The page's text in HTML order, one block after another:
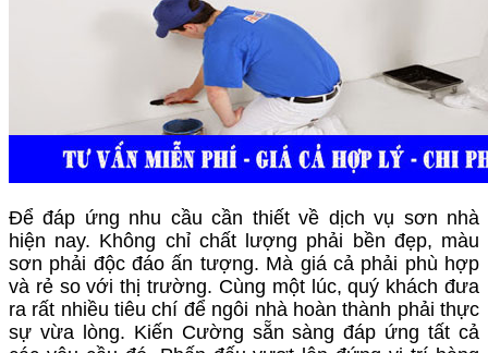
Để đáp ứng nhu cầu cần thiết về dịch vụ sơn nhà
hiện nay. Không chỉ chất lượng phải bền đẹp, màu
sơn phải độc đáo ấn tượng. Mà giá cả phải phù hợp
và rẻ so với thị trường. Cùng một lúc, quý khách đưa
ra rất nhiều tiêu chí để ngôi nhà hoàn thành phải thực
sự vừa lòng. Kiến Cường sẵn sàng đáp ứng tất cả